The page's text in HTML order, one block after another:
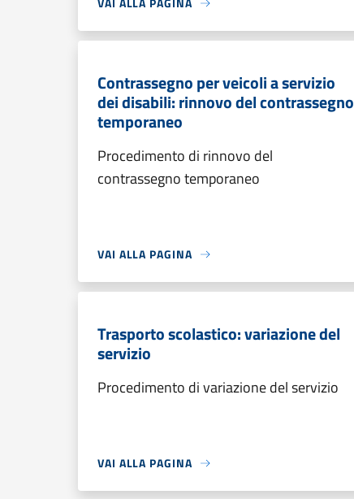
Contrassegno per veicoli a servizio
dei disabili: rinnovo del contrassegno
temporaneo
Procedimento di rinnovo del
contrassegno temporaneo
VAI ALLA PAGINA
Trasporto scolastico: variazione del
servizio
Procedimento di variazione del servizio
VAI ALLA PAGINA